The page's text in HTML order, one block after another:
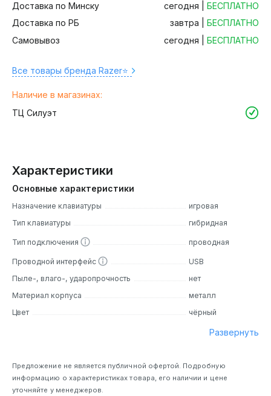
Доставка по Минску сегодня | БЕСПЛАТНО
Доставка по РБ
завтра |
БЕСПЛАТНО
Самовывоз
сегодня | БЕСПЛАТНО
Все товары бренда Razer⭐️
Наличие в магазинах:
ТЦ Силуэт
Характеристики
Основные характеристики
Назначение клавиатуры
игровая
Тип клавиатуры
гибридная
Тип подключения проводная
Проводной интерфейс
USB
Пыле-, влаго-, ударопрочность
нет
Материал корпуса
металл
Цвет
чёрный
Развернуть
Предложение не является публичной офертой. Подробную
информацию о характеристиках товара, его наличии и цене
уточняйте у менеджеров.